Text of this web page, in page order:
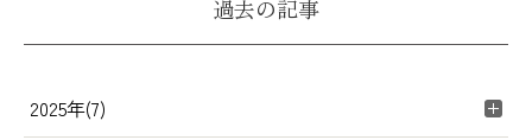
過去の記事
2025年(7)